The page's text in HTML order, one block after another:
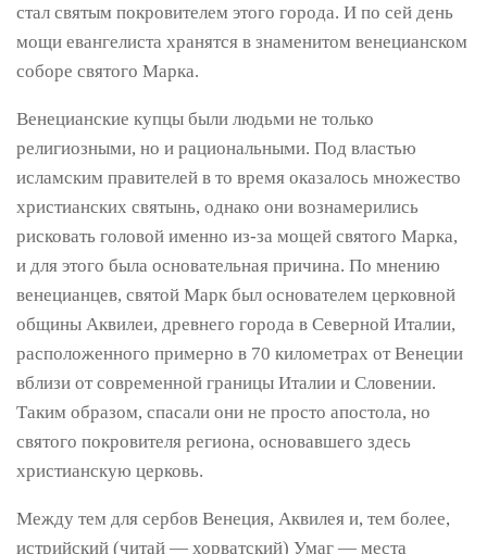
стал святым покровителем этого города. И по сей день
мощи евангелиста хранятся в знаменитом венецианском
соборе святого Марка.
Венецианские купцы были людьми не только
религиозными, но и рациональными. Под властью
исламским правителей в то время оказалось множество
христианских святынь, однако они вознамерились
рисковать головой именно из-за мощей святого Марка,
и для этого была основательная причина. По мнению
венецианцев, святой Марк был основателем церковной
общины Аквилеи, древнего города в Северной Италии,
расположенного примерно в 70 километрах от Венеции
вблизи от современной границы Италии и Словении.
Таким образом, спасали они не просто апостола, но
святого покровителя региона, основавшего здесь
христианскую церковь.
Между тем для сербов Венеция, Аквилея и, тем более,
истрийский (читай — хорватский) Умаг — места